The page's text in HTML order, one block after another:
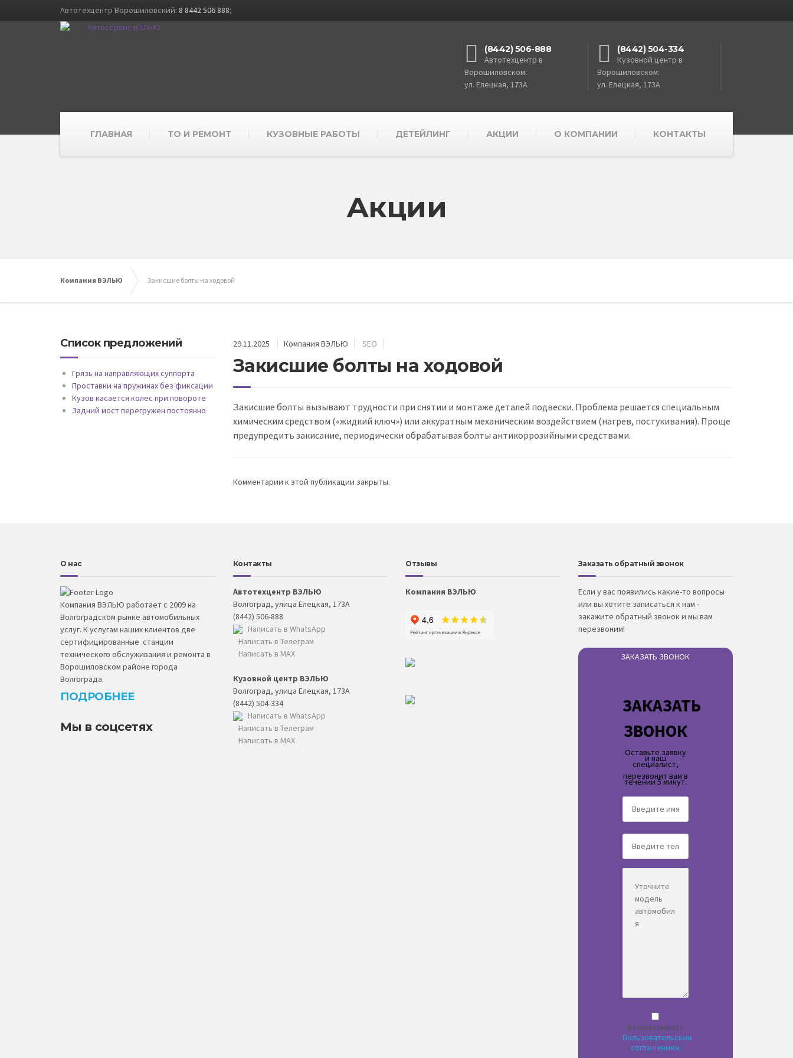
Автотехцентр Ворошиловский: 8 8442 506 888;
(8442) 506-888
Автотехцентр в
Ворошиловском:
ул. Елецкая, 173А
(8442) 504-334
Кузовной центр в
Ворошиловском:
ул. Елецкая, 173А
ГЛАВНАЯ ТО И РЕМОНТ КУЗОВНЫЕ РАБОТЫ ДЕТЕЙЛИНГ АКЦИИ О КОМПАНИИ КОНТАКТЫ
Акции
Компания ВЭЛЬЮ Закисшие болты на ходовой
29.11.2025 Компания ВЭЛЬЮ SEO
Закисшие болты на ходовой
Закисшие болты вызывают трудности при снятии и монтаже деталей подвески. Проблема решается специальным
химическим средством («жидкий ключ») или аккуратным механическим воздействием (нагрев, постукивания). Проще
предупредить закисание, периодически обрабатывая болты антикоррозийными средствами.
Комментарии к этой публикации закрыты.
Список предложений
Грязь на направляющих суппорта
Проставки на пружинах без фиксации
Кузов касается колес при повороте
Задний мост перегружен постоянно
О нас
Компания ВЭЛЬЮ работает с 2009 на
Волгоградском рынке автомобильных
услуг. К услугам наших клиентов две
сертифицированные станции
технического обслуживания и ремонта в
Ворошиловском районе города
Волгограда.
ПОДРОБНЕЕ
Мы в соцсетях
Контакты
Автотехцентр ВЭЛЬЮ
Волгоград, улица Елецкая, 173А
(8442) 506-888
Написать в WhatsApp
Написать в Телеграм
Написать в MAX
Кузовной центр ВЭЛЬЮ
Волгоград, улица Елецкая, 173А
(8442) 504-334
Написать в WhatsApp
Написать в Телеграм
Написать в MAX
Отзывы
Компания ВЭЛЬЮ
Заказать обратный звонок
Если у вас появились какие-то вопросы
или вы хотите записаться к нам -
закажите обратный звонок и мы вам
перезвоним!
ЗАКАЗАТЬ ЗВОНОК
ЗАКАЗАТЬ
ЗВОНОК
Оставьте заявку
и наш
специалист,
перезвонит вам в
течении 5 минут.
Я согласен(на) с
Пользовательским
соглашением